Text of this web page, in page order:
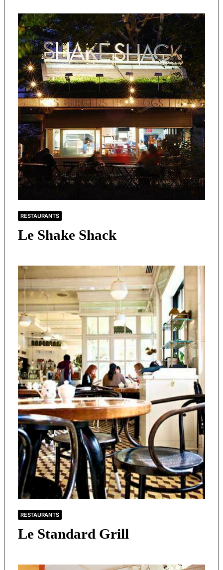
RESTAURANTS
Le Shake Shack
RESTAURANTS
Le Standard Grill